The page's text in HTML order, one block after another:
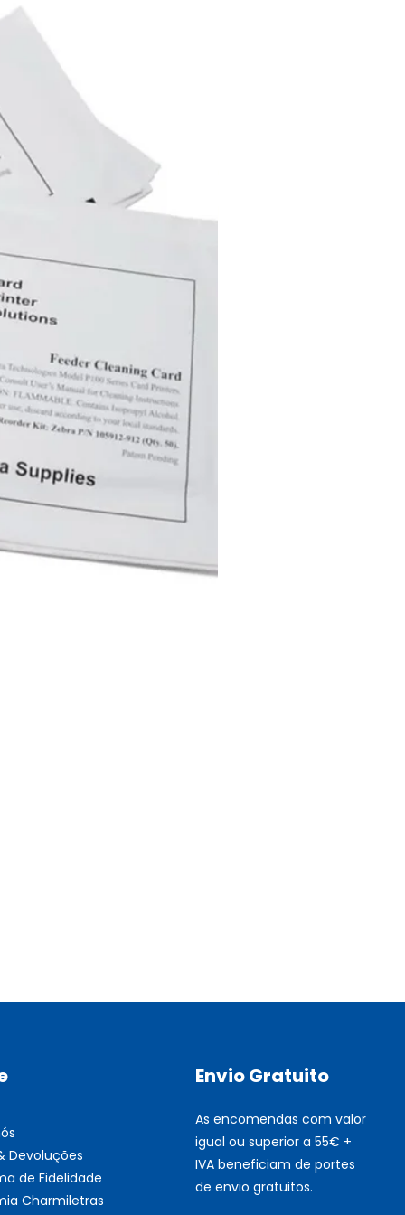
Devoluções
de Fidelidade
Charmiletras
Envio Gratuito
As encomendas com valor
igual ou superior a 55€ +
IVA beneficiam de portes
de envio gratuitos.